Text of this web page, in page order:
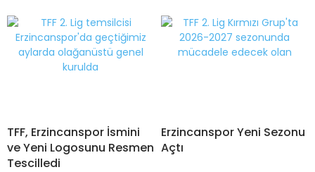
TFF, Erzincanspor İsmini
ve Yeni Logosunu Resmen
Tescilledi
Erzincanspor Yeni Sezonu
Açtı